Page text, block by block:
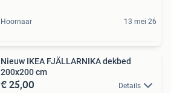
Hoornaar 13 mei 26
Nieuw IKEA FJÄLLARNIKA dekbed
200x200 cm
€ 25,00 Details